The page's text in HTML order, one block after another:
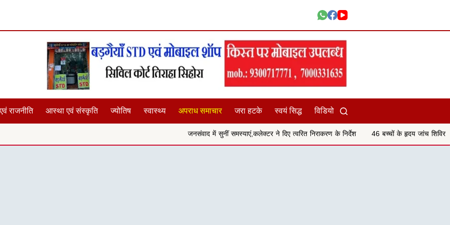
राजनीति आस्था एवं संस्कृति ज्योतिष स्वास्थ्य अपराध समाचार जरा हटके स्वयं सिद्ध विडियो
जनसंवाद में सुनीं समस्याएं,कलेक्टर ने दिए त्वरित निराकरण के निर्देश 46 बच्चों के हृदय जांच शिविर परीक्षण में 29 बच्चों में